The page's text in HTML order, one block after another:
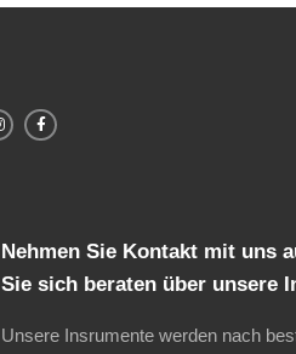
Nehmen Sie Kontakt mit uns
Sie sich beraten über unsere
Unsere Insrumente werden nach